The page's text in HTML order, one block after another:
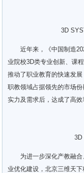
3D
近年来，《中国制造
业院校3D类专业创新、课
推动了职业教育的快速发
职教领域占据领先的市场
实力及需求后，达成了高
3D
为进一步深化产教融
业优化建设，北京三维天